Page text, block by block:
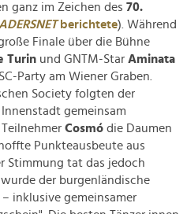
ganz im Zeichen des 70.
berichtete). Während
Finale über die Bühne
Turin und GNTM-Star Aminata
Party am Wiener Graben.
Society folgten der
gemeinsam
Cosmó die Daumen
Punkteausbeute aus
Stimmung tat das jedoch
der burgenländische
inklusive gemeinsamer